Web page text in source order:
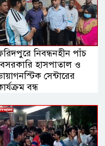
নিবন্ধনহীন পাঁচ
হাসপাতাল ও
সেন্টারের
বন্ধ